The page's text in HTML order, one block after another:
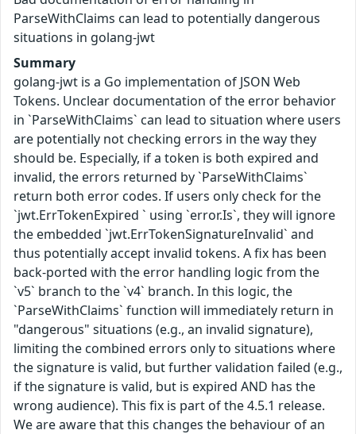
ParseWithClaims can lead to potentially dangerous
situations in golang-jwt
Summary
golang-jwt is a Go implementation of JSON Web
Tokens. Unclear documentation of the error behavior
in `ParseWithClaims` can lead to situation where users
are potentially not checking errors in the way they
should be. Especially, if a token is both expired and
invalid, the errors returned by `ParseWithClaims`
return both error codes. If users only check for the
`jwt.ErrTokenExpired ` using `error.Is`, they will ignore
the embedded `jwt.ErrTokenSignatureInvalid` and
thus potentially accept invalid tokens. A fix has been
back-ported with the error handling logic from the
`v5` branch to the `v4` branch. In this logic, the
`ParseWithClaims` function will immediately return in
"dangerous" situations (e.g., an invalid signature),
limiting the combined errors only to situations where
the signature is valid, but further validation failed (e.g.,
if the signature is valid, but is expired AND has the
wrong audience). This fix is part of the 4.5.1 release.
We are aware that this changes the behaviour of an